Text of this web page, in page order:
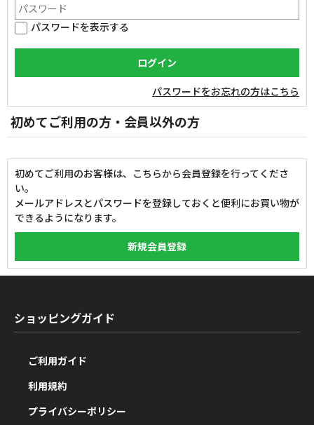
パスワードを表示する
パスワードをお忘れの方はこちら
初めてご利用の方・会員以外の方
初めてご利用のお客様は、こちらから会員登録を行ってくださ
い。
メールアドレスとパスワードを登録しておくと便利にお買い物が
できるようになります。
ショッピングガイド
ご利用ガイド
利用規約
プライバシーポリシー